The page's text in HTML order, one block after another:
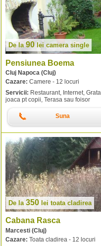
De la 90 lei camera single
Pensiunea Boema
Cluj Napoca (Cluj)
Cazare: Camere - 12 locuri
Servicii: Restaurant, Internet,
joaca pt copii, Terasa sau foisor
Suna
De la 350 lei toata cladirea
Cabana Rasca
Marcesti (Cluj)
Cazare: Toata cladirea - 12 locuri